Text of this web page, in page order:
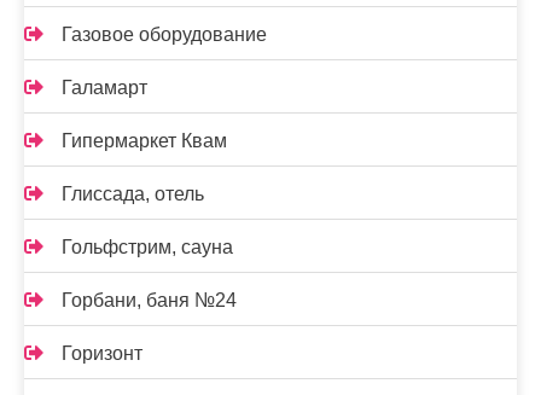
Газовое оборудование
Галамарт
Гипермаркет Квам
Глиссада, отель
Гольфстрим, сауна
Горбани, баня №24
Горизонт